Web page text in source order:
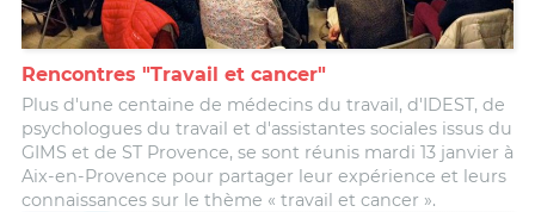
Rencontres "Travail et cancer"
Plus d'une centaine de médecins du travail, d'IDEST, de
psychologues du travail et d'assistantes sociales issus du
GIMS et de ST Provence, se sont réunis mardi 13 janvier à
Aix-en-Provence pour partager leur expérience et leurs
connaissances sur le thème « travail et cancer ».